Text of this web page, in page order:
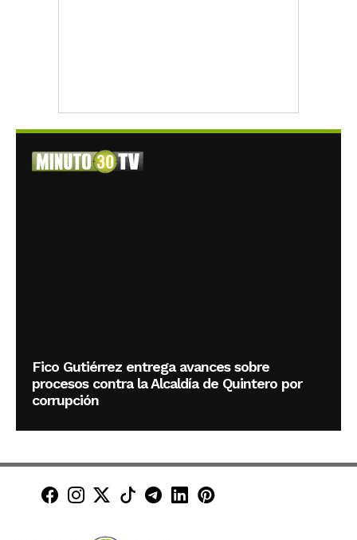
Fico Gutiérrez entrega avances sobre
procesos contra la Alcaldía de Quintero por
corrupción
Minuto30 en Facebook
Minuto30 en Instagram
Minuto30 en X (Twitter)
Minuto30 en TikTok
Canal de Minuto30 en
Minuto30 en LinkedIn
Minuto30 en